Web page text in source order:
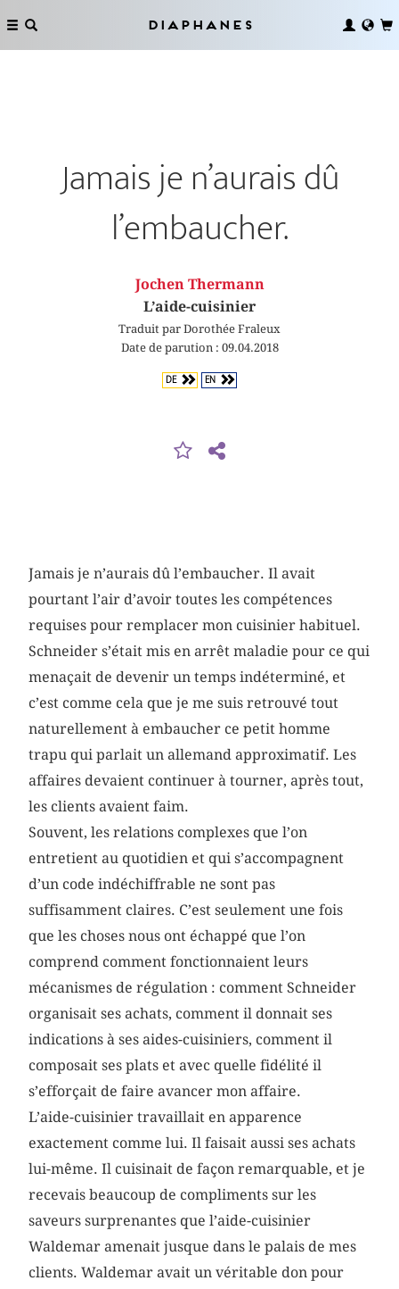
Diaphanes
Jamais je n’aurais dû
l’embaucher.
Jochen Thermann
L’aide-cuisinier
Traduit par Dorothée Fraleux
Date de parution : 09.04.2018
DE EN
Jamais je n’aurais dû l’embaucher. Il avait
pourtant l’air d’avoir toutes les compétences
requises pour remplacer mon cuisinier habituel.
Schneider s’était mis en arrêt maladie pour ce qui
menaçait de devenir un temps indéterminé, et
c’est comme cela que je me suis retrouvé tout
naturellement à embaucher ce petit homme
trapu qui parlait un allemand approximatif. Les
affaires devaient continuer à tourner, après tout,
les clients avaient faim.
Souvent, les relations complexes que l’on
entretient au quotidien et qui s’accompagnent
d’un code indéchiffrable ne sont pas
suffisamment claires. C’est seulement une fois
que les choses nous ont échappé que l’on
comprend comment fonctionnaient leurs
mécanismes de régulation : comment Schneider
organisait ses achats, comment il donnait ses
indications à ses aides-cuisiniers, comment il
composait ses plats et avec quelle fidélité il
s’efforçait de faire avancer mon affaire.
L’aide-cuisinier travaillait en apparence
exactement comme lui. Il faisait aussi ses achats
lui-même. Il cuisinait de façon remarquable, et je
recevais beaucoup de compliments sur les
saveurs surprenantes que l’aide-cuisinier
Waldemar amenait jusque dans le palais de mes
clients. Waldemar avait un véritable don pour